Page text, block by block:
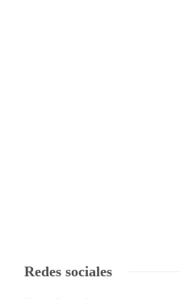
Redes sociales